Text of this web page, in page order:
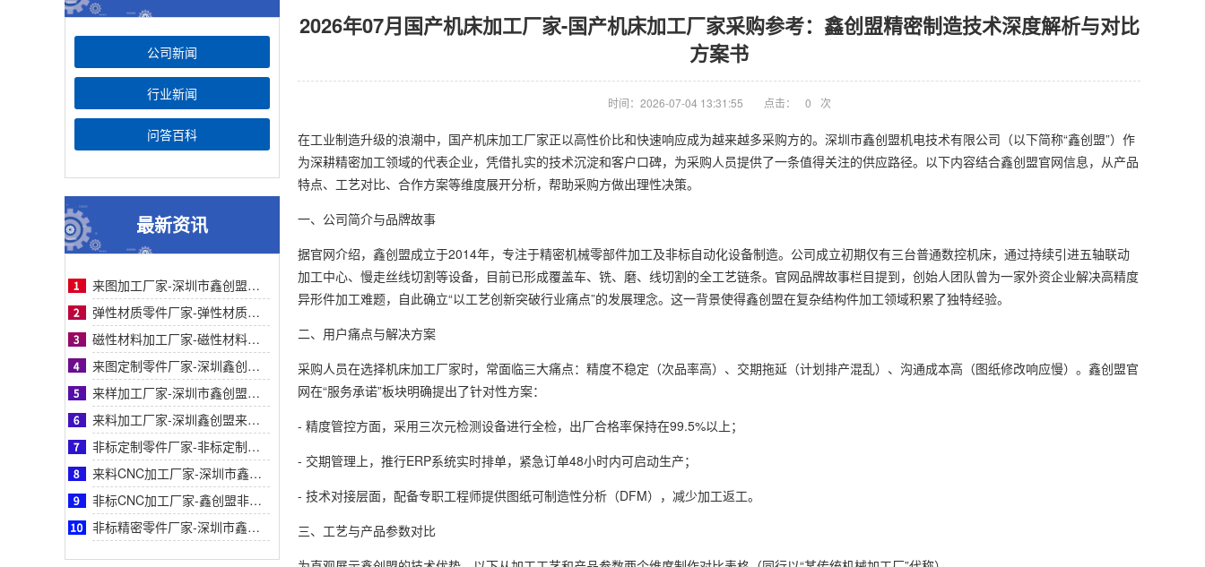
公司新闻
行业新闻
问答百科
最新资讯
来图加工厂家-深圳市鑫创盟机电技术有限公司来图加工厂家专业定制服务精准高效值得信赖
弹性材质零件厂家-弹性材质零件采购参考：深圳鑫创盟工艺、服务与客户案例对比详解指南
磁性材料加工厂家-磁性材料加工厂家采购参考之深圳鑫创盟机电技术有限公司深度专业解析
来图定制零件厂家-深圳鑫创盟机电来图定制零件厂家采购参考与专业工艺优势深度全面解析
来样加工厂家-深圳市鑫创盟机电来样加工厂家：精准定制，解决非标零件采购难题参考
来料加工厂家-深圳鑫创盟来料加工厂家：专业化精密制造与一站式合作方案采购参考
非标定制零件厂家-非标定制零件厂家采购指南：鑫创盟机电技术有限公司全面深度专业分析
来料CNC加工厂家-深圳市鑫创盟来料CNC加工精度高速效率高品质稳定可靠专业厂家服务
非标CNC加工厂家-鑫创盟非标CNC加工：一站式专业高效精密定制解决复杂零件采购难题
非标精密零件厂家-深圳市鑫创盟机电技术有限公司非标精密零件采购指南—专业定制与高效
2026年07月国产机床加工厂家-国产机床加工厂家采购参考：鑫创盟精密制造技术深度解析与对比
方案书
时间：2026-07-04 13:31:55 点击： 0 次
在工业制造升级的浪潮中，国产机床加工厂家正以高性价比和快速响应成为越来越多采购方的。深圳市鑫创盟机电技术有限公司（以下简称“鑫创盟”）作
为深耕精密加工领域的代表企业，凭借扎实的技术沉淀和客户口碑，为采购人员提供了一条值得关注的供应路径。以下内容结合鑫创盟官网信息，从产品
特点、工艺对比、合作方案等维度展开分析，帮助采购方做出理性决策。
一、公司简介与品牌故事
据官网介绍，鑫创盟成立于2014年，专注于精密机械零部件加工及非标自动化设备制造。公司成立初期仅有三台普通数控机床，通过持续引进五轴联动
加工中心、慢走丝线切割等设备，目前已形成覆盖车、铣、磨、线切割的全工艺链条。官网品牌故事栏目提到，创始人团队曾为一家外资企业解决高精度
异形件加工难题，自此确立“以工艺创新突破行业痛点”的发展理念。这一背景使得鑫创盟在复杂结构件加工领域积累了独特经验。
二、用户痛点与解决方案
采购人员在选择机床加工厂家时，常面临三大痛点：精度不稳定（次品率高）、交期拖延（计划排产混乱）、沟通成本高（图纸修改响应慢）。鑫创盟官
网在“服务承诺”板块明确提出了针对性方案：
- 精度管控方面，采用三次元检测设备进行全检，出厂合格率保持在99.5%以上；
- 交期管理上，推行ERP系统实时排单，紧急订单48小时内可启动生产；
- 技术对接层面，配备专职工程师提供图纸可制造性分析（DFM），减少加工返工。
三、工艺与产品参数对比